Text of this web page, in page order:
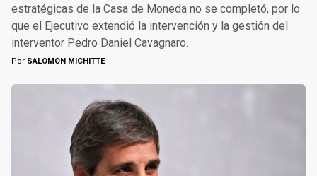
estratégicas de la Casa de Moneda no se completó, por lo
que el Ejecutivo extendió la intervención y la gestión del
interventor Pedro Daniel Cavagnaro.
Por SALOMÓN MICHITTE